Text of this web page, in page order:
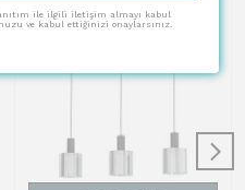
ile ilgili iletişim almayı kabul
ve kabul ettiğinizi onaylarsınız.